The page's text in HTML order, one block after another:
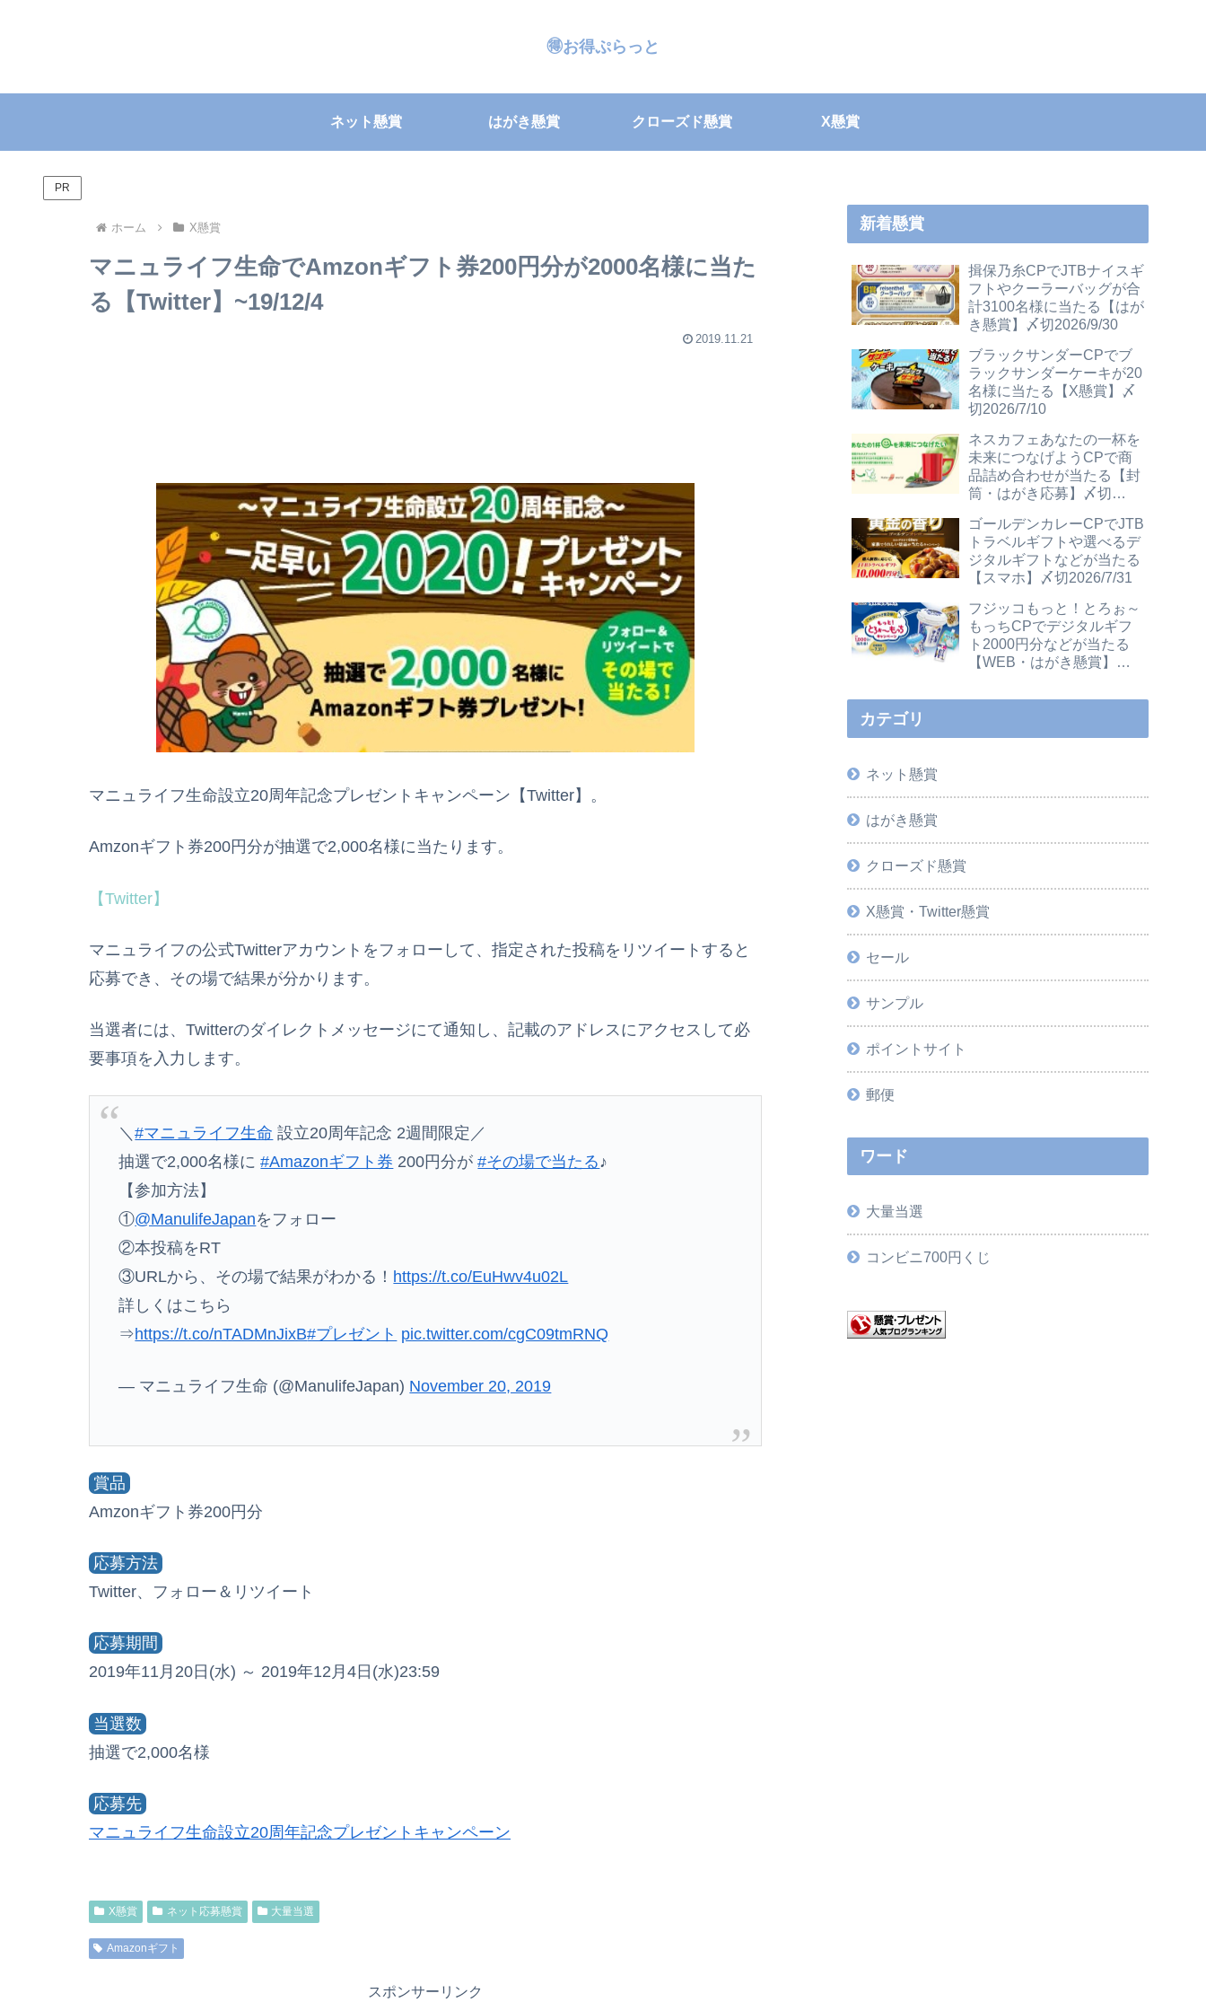
🉐お得ぷらっと
ネット懸賞 はがき懸賞 クローズド懸賞 X懸賞
PR
ホーム X懸賞
マニュライフ生命でAmzonギフト券200円分が2000名様に当た
る【Twitter】~19/12/4
2019.11.21
マニュライフ生命設立20周年記念プレゼントキャンペーン【Twitter】。
Amzonギフト券200円分が抽選で2,000名様に当たります。
【Twitter】
マニュライフの公式Twitterアカウントをフォローして、指定された投稿をリツイートすると
応募でき、その場で結果が分かります。
当選者には、Twitterのダイレクトメッセージにて通知し、記載のアドレスにアクセスして必
要事項を入力します。
＼#マニュライフ生命 設立20周年記念 2週間限定／
抽選で2,000名様に#Amazonギフト券 200円分が#その場で当たる♪
【参加方法】
①@ManulifeJapanをフォロー
②本投稿をRT
③URLから、その場で結果がわかる！ https://t.co/EuHwv4u02L
詳しくはこちら
⇒https://t.co/nTADMnJixB#プレゼント pic.twitter.com/cgC09tmRNQ
— マニュライフ生命 (@ManulifeJapan) November 20, 2019
賞品
Amzonギフト券200円分
応募方法
Twitter、フォロー＆リツイート
応募期間
2019年11月20日(水) ～ 2019年12月4日(水)23:59
当選数
抽選で2,000名様
応募先
マニュライフ生命設立20周年記念プレゼントキャンペーン
X懸賞 ネット応募懸賞 大量当選
Amazonギフト
スポンサーリンク
新着懸賞
揖保乃糸CPでJTBナイスギ
フトやクーラーバッグが合
計3100名様に当たる【はが
き懸賞】〆切2026/9/30
ブラックサンダーCPでブ
ラックサンダーケーキが20
名様に当たる【X懸賞】〆
切2026/7/10
ネスカフェあなたの一杯を
未来につなげようCPで商
品詰め合わせが当たる【封
筒・はがき応募】〆切
ゴールデンカレーCPでJTB
トラベルギフトや選べるデ
ジタルギフトなどが当たる
【スマホ】〆切2026/7/31
フジッコもっと！とろぉ～
もっちCPでデジタルギフ
ト2000円分などが当たる
【WEB・はがき懸賞】〆
カテゴリ
ネット懸賞
はがき懸賞
クローズド懸賞
X懸賞・Twitter懸賞
セール
サンプル
ポイントサイト
郵便
ワード
大量当選
コンビニ700円くじ